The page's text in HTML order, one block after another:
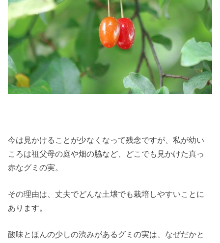
今は見かけることが少なくなって残念ですが、私が幼い
ころは祖父母の庭や畑の脇など、どこでも見かけた真っ
赤なグミの実。
その理由は、丈夫でどんな土壌でも栽培しやすいことに
あります。
酸味とほんの少しの渋みがあるグミの実は、なぜだかと